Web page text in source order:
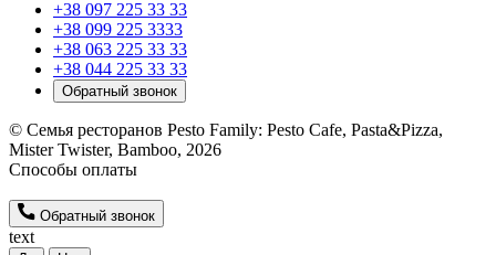
+38 097 225 33 33
+38 099 225 3333
+38 063 225 33 33
+38 044 225 33 33
Обратный звонок
© Семья ресторанов Pesto Family: Pesto Cafe, Pasta&Pizza,
Mister Twister, Bamboo, 2026
Способы оплаты
Обратный звонок
text